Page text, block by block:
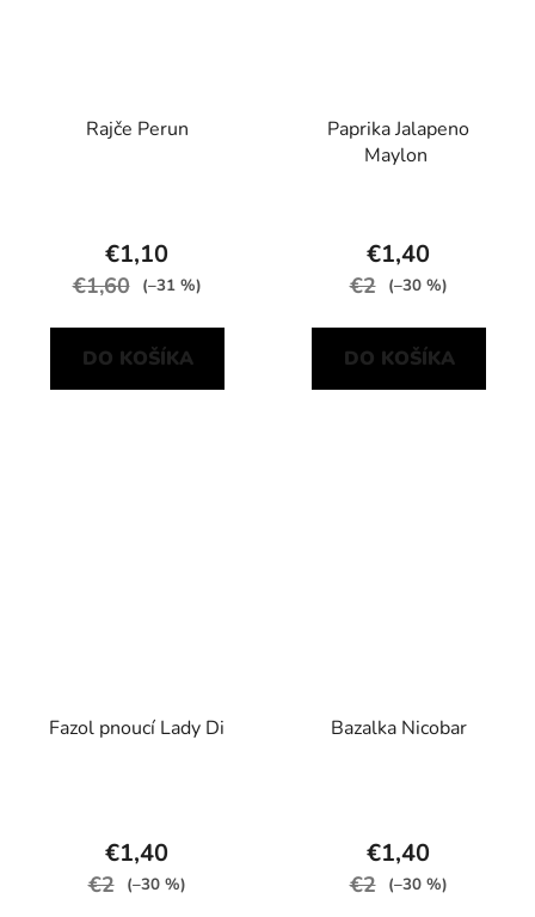
Rajče Perun
€1,10
€1,60 (–31 %)
DO KOŠÍKA
Paprika Jalapeno
Maylon
€1,40
€2 (–30 %)
DO KOŠÍKA
Fazol pnoucí Lady Di
€1,40
€2 (–30 %)
Bazalka Nicobar
€1,40
€2 (–30 %)